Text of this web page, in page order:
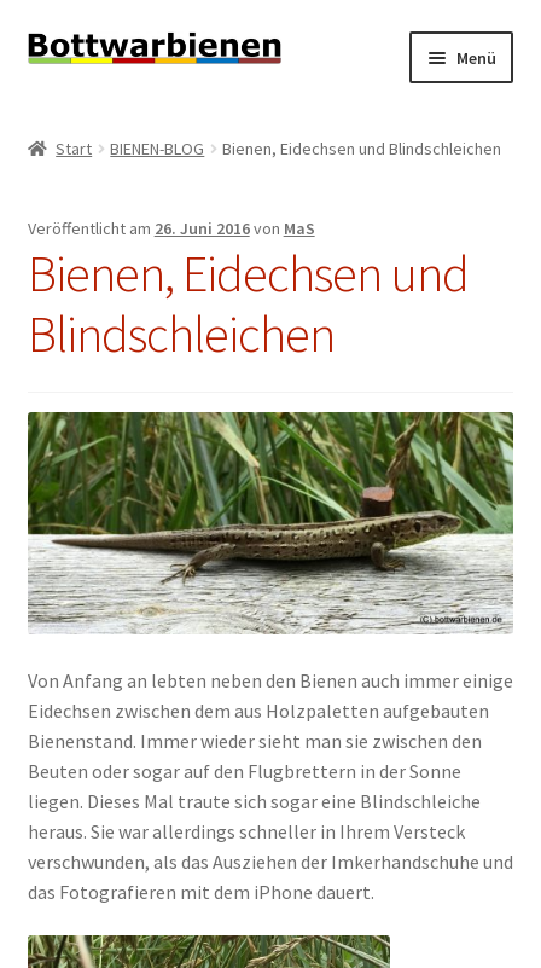
Zur
Zum
Menü
INFORMATIONEN
Start BIENEN-BLOG Bienen, Eidechsen und Blindschleichen
Veröffentlicht am 26. Juni 2016von MaS
Bienen, Eidechsen und
Blindschleichen
Von Anfang an lebten neben den Bienen auch immer einige
Eidechsen zwischen dem aus Holzpaletten aufgebauten
Bienenstand. Immer wieder sieht man sie zwischen den
Beuten oder sogar auf den Flugbrettern in der Sonne
liegen. Dieses Mal traute sich sogar eine Blindschleiche
heraus. Sie war allerdings schneller in Ihrem Versteck
verschwunden, als das Ausziehen der Imkerhandschuhe und
das Fotografieren mit dem iPhone dauert.